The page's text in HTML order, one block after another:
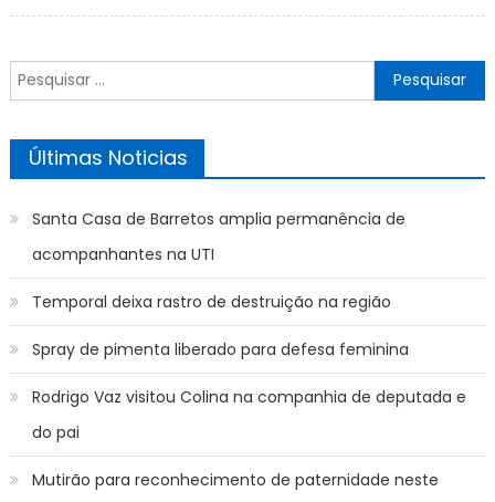
Pesquisar
por:
Últimas Noticias
Santa Casa de Barretos amplia permanência de
acompanhantes na UTI
Temporal deixa rastro de destruição na região
Spray de pimenta liberado para defesa feminina
Rodrigo Vaz visitou Colina na companhia de deputada e
do pai
Mutirão para reconhecimento de paternidade neste